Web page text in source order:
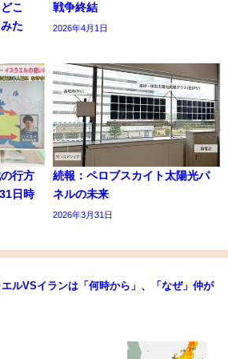
こ
た
戦争終結
2026年4月1日
行方
日時
続報：ペロブスカイト太陽光パ
ネルの未来
2026年3月31日
エルVSイランは「何時から」、「なぜ」仲が